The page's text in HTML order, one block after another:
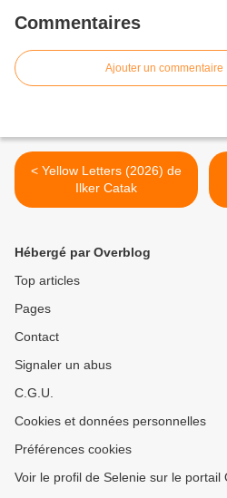
Commentaires
Ajouter un commentaire
< Yellow Letters (2026) de
Ilker Catak
Hébergé par Overblog
Top articles
Pages
Contact
Signaler un abus
C.G.U.
Cookies et données personnelles
Préférences cookies
Voir le profil de Selenie sur le portail